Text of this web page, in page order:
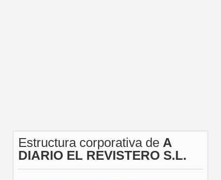
Estructura corporativa de A
DIARIO EL REVISTERO S.L.